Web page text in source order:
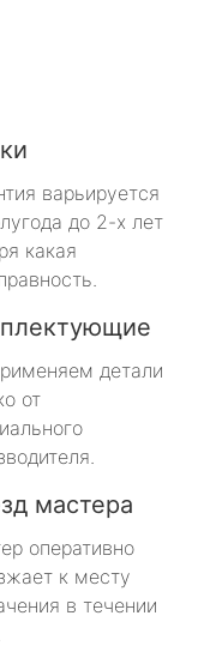
варьируется
до 2-х лет
какая
детали
от
мастера
оперативно
к месту
в течении